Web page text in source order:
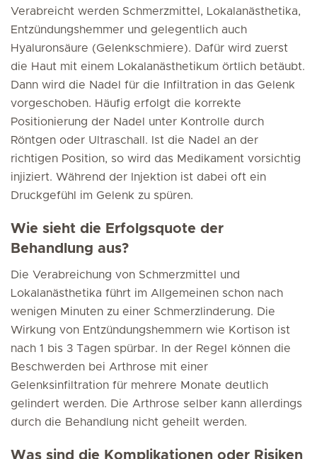
Verabreicht werden Schmerzmittel, Lokalanästhetika,
Entzündungshemmer und gelegentlich auch
Hyaluronsäure (Gelenkschmiere). Dafür wird zuerst
die Haut mit einem Lokalanästhetikum örtlich betäubt.
Dann wird die Nadel für die Infiltration in das Gelenk
vorgeschoben. Häufig erfolgt die korrekte
Positionierung der Nadel unter Kontrolle durch
Röntgen oder Ultraschall. Ist die Nadel an der
richtigen Position, so wird das Medikament vorsichtig
injiziert. Während der Injektion ist dabei oft ein
Druckgefühl im Gelenk zu spüren.
Wie sieht die Erfolgsquote der
Behandlung aus?
Die Verabreichung von Schmerzmittel und
Lokalanästhetika führt im Allgemeinen schon nach
wenigen Minuten zu einer Schmerzlinderung. Die
Wirkung von Entzündungshemmern wie Kortison ist
nach 1 bis 3 Tagen spürbar. In der Regel können die
Beschwerden bei Arthrose mit einer
Gelenksinfiltration für mehrere Monate deutlich
gelindert werden. Die Arthrose selber kann allerdings
durch die Behandlung nicht geheilt werden.
Was sind die Komplikationen oder Risiken